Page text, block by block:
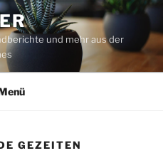
und mehr aus der
GEZEITEN